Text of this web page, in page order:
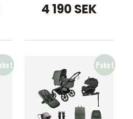
4 190 SEK